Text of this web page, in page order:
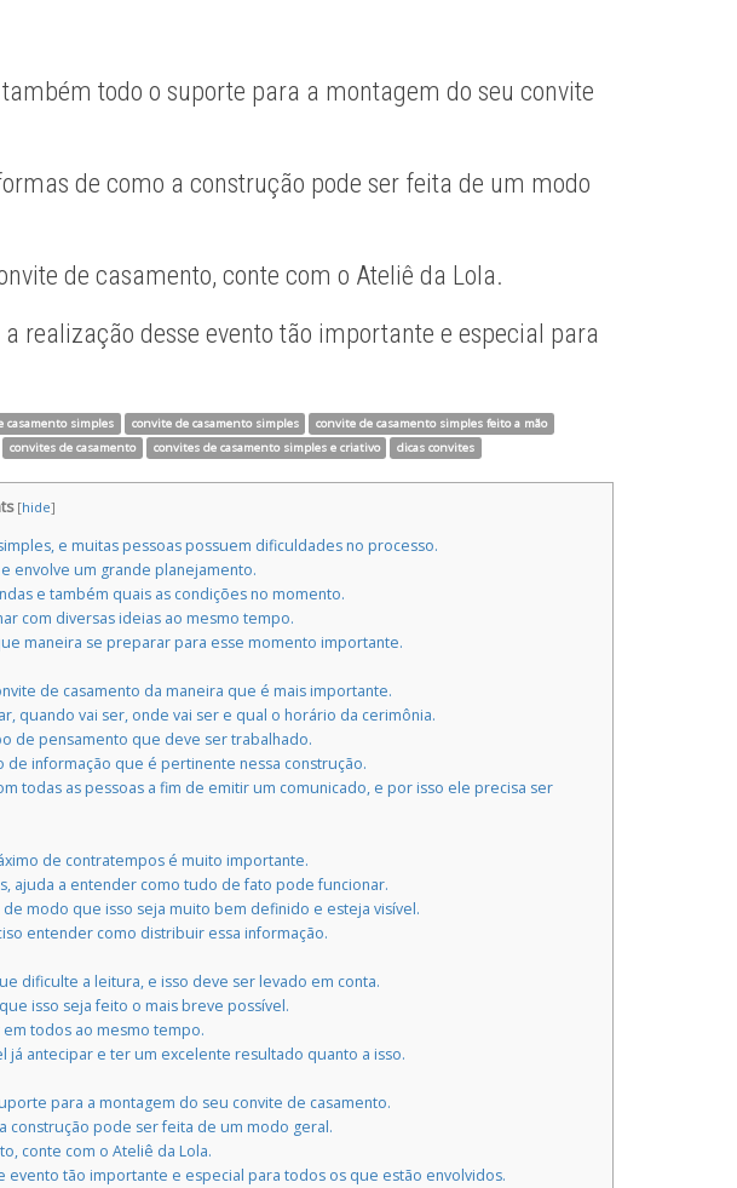
todo o suporte para a montagem do seu convite
de como a construção pode ser feita de um modo
de casamento, conte com o Ateliê da Lola.
realização desse evento tão importante e especial para
casamento simples convite de casamento simples
convite de casamento simples feito a mão
convites de casamento convites de casamento simples e criativo
dicas convites
[hide]
e muitas pessoas possuem dificuldades no processo.
envolve um grande planejamento.
e também quais as condições no momento.
com diversas ideias ao mesmo tempo.
maneira se preparar para esse momento importante.
de casamento da maneira que é mais importante.
quando vai ser, onde vai ser e qual o horário da cerimônia.
de pensamento que deve ser trabalhado.
informação que é pertinente nessa construção.
todas as pessoas a fim de emitir um comunicado, e por isso ele precisa ser
de contratempos é muito importante.
ajuda a entender como tudo de fato pode funcionar.
modo que isso seja muito bem definido e esteja visível.
entender como distribuir essa informação.
dificulte a leitura, e isso deve ser levado em conta.
isso seja feito o mais breve possível.
todos ao mesmo tempo.
antecipar e ter um excelente resultado quanto a isso.
para a montagem do seu convite de casamento.
pode ser feita de um modo geral.
conte com o Ateliê da Lola.
tão importante e especial para todos os que estão envolvidos.